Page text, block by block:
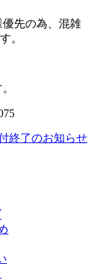
優先の為、混雑
。
終了のお知らせ